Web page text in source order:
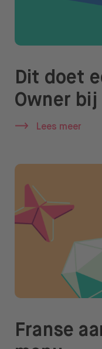
Dit doet
Owner bij
Lees meer
Franse